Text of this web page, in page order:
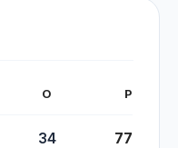
O P
34 77